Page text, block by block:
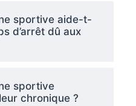
sportive aide-t-
d’arrêt dû aux
sportive
chronique ?